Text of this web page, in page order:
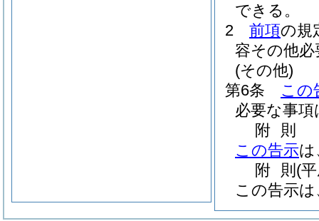
できる。
2
前項の規
容その他
(その他)
第6条
この
必要な事
附 則
この告示は
附 則 (
この告示